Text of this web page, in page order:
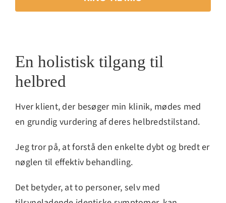
En holistisk tilgang til
helbred
Hver klient, der besøger min klinik, mødes med
en grundig vurdering af deres helbredstilstand.
Jeg tror på, at forstå den enkelte dybt og bredt er
nøglen til effektiv behandling.
Det betyder, at to personer, selv med